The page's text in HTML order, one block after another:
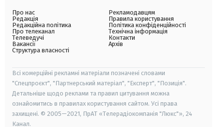
Про нас
Редакція
Редакційна політика
Про телеканал
Телеведучі
Вакансії
Структура власності
Рекламодавцям
Правила користування
Політика конфіденційності
Технічна інформація
Контакти
Архів
Всі комерційні рекламні матеріали позначені словами
"Спецпроєкт", "Партнерський матеріал", "Експерт", "Позиція".
Детальніше щодо реклами та правил цитування можна
ознайомитись в правилах користування сайтом. Усі права
захищені. © 2005—2021, ПрАТ «Телерадіокомпанія "Люкс"», 24
Канал.